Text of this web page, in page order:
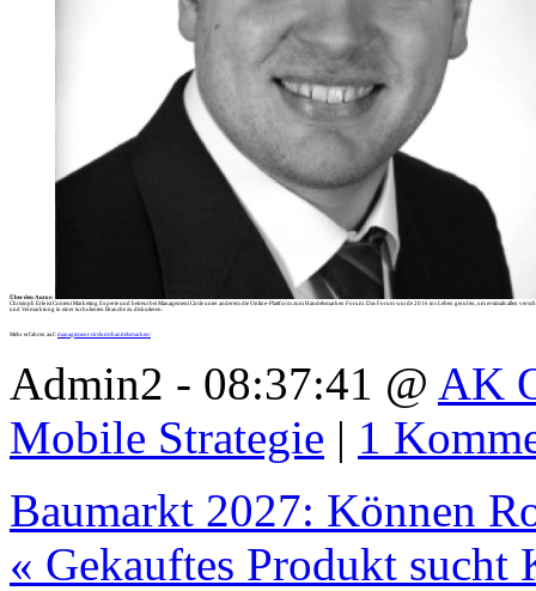
Über den Autor:
Christoph Erle ist Content Marketing Experte und betreut bei Management Circle unter anderem die Online-Plattform zum Handelsmarken Forum. Das Forum wurde 2016 ins Leben gerufen, um erstmals allen
und Vermarktung in einer turbulenten Branche zu diskutieren.
Mehr erfahren auf: management-circle.de/handelsmarken/
Admin2 - 08:37:41 @ AK
Mobile Strategie | 1
Baumarkt 2027: Können
« Gekauftes Produkt sucht